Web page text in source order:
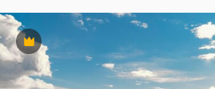
Premium